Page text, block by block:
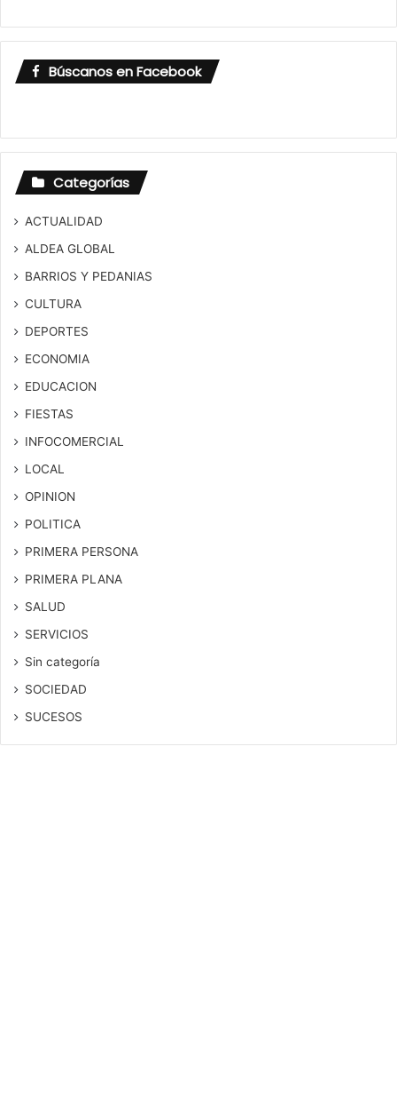
Búscanos en Facebook
Categorías
ACTUALIDAD
ALDEA GLOBAL
BARRIOS Y PEDANIAS
CULTURA
DEPORTES
ECONOMIA
EDUCACION
FIESTAS
INFOCOMERCIAL
LOCAL
OPINION
POLITICA
PRIMERA PERSONA
PRIMERA PLANA
SALUD
SERVICIOS
Sin categoría
SOCIEDAD
SUCESOS